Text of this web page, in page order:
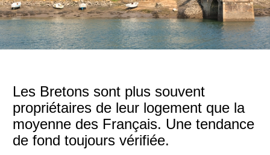
Les Bretons sont plus souvent
propriétaires de leur logement que la
moyenne des Français. Une tendance
de fond toujours vérifiée.